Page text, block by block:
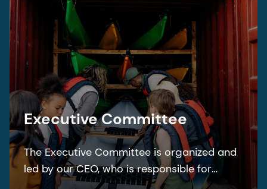
Executive Committee
The Executive Committee is organized and
led by our CEO, who is responsible for
overseeing the operational management of